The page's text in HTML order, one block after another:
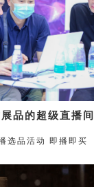
品的超级直播间
选品活动 即播即买